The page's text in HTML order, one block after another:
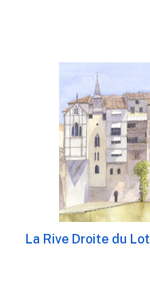
La Rive Droite du Lot